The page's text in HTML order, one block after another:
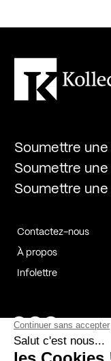
Soumettre
Soumettre
Soumettre
Contactez-nous
À propos
Infolettre
Page Facebook de
Page Instagram
Page